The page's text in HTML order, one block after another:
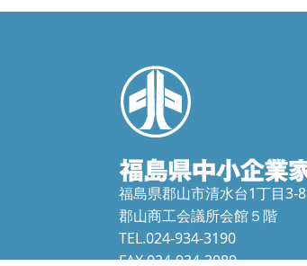
福島県郡山市清水台1丁目3-8
郡山商工会議所会館５階
TEL.024-934-3190
FAX.024-934-3089